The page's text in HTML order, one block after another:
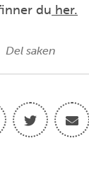
du her.
Del saken